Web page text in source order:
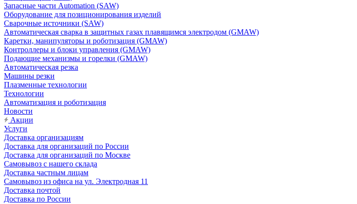
Запасные части Automation (SAW)
Оборудование для позиционирования изделий
Сварочные источники (SAW)
Автоматическая сварка в защитных газах плавящимся электродом (GMAW)
Каретки, манипуляторы и роботизация (GMAW)
Контроллеры и блоки управления (GMAW)
Подающие механизмы и горелки (GMAW)
Автоматическая резка
Машины резки
Плазменные технологии
Технологии
Автоматизация и роботизация
Новости
Акции
Услуги
Доставка организациям
Доставка для организаций по России
Доставка для организаций по Москве
Самовывоз с нашего склада
Доставка частным лицам
Самовывоз из офиса на ул. Электродная 11
Доставка почтой
Доставка по России